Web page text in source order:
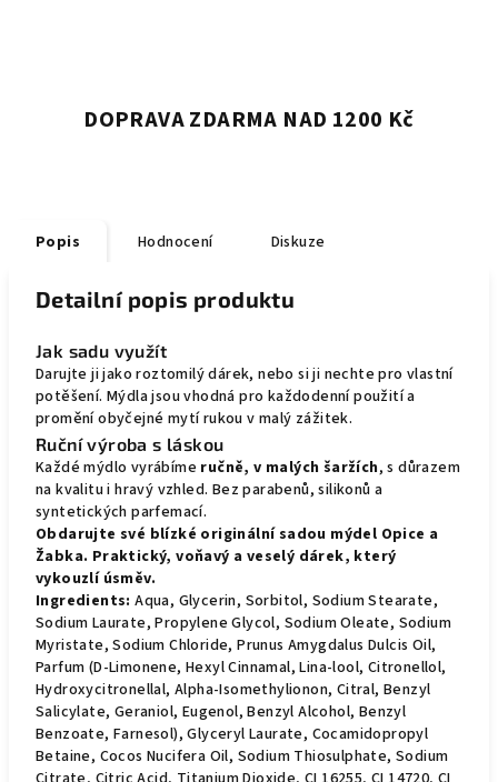
DOPRAVA ZDARMA NAD 1200 Kč
Popis Hodnocení Diskuze
Detailní popis produktu
Jak sadu využít
Darujte ji jako roztomilý dárek, nebo si ji nechte pro vlastní
potěšení. Mýdla jsou vhodná pro každodenní použití a
promění obyčejné mytí rukou v malý zážitek.
Ruční výroba s láskou
Každé mýdlo vyrábíme ručně, v malých šaržích, s důrazem
na kvalitu i hravý vzhled. Bez parabenů, silikonů a
syntetických parfemací.
Obdarujte své blízké originální sadou mýdel Opice a
Žabka. Praktický, voňavý a veselý dárek, který
vykouzlí úsměv.
Ingredients: Aqua, Glycerin, Sorbitol, Sodium Stearate,
Sodium Laurate, Propylene Glycol, Sodium Oleate, Sodium
Myristate, Sodium Chloride, Prunus Amygdalus Dulcis Oil,
Parfum (D-Limonene, Hexyl Cinnamal, Lina-lool, Citronellol,
Hydroxycitronellal, Alpha-Isomethylionon, Citral, Benzyl
Salicylate, Geraniol, Eugenol, Benzyl Alcohol, Benzyl
Benzoate, Farnesol), Glyceryl Laurate, Cocamidopropyl
Betaine, Cocos Nucifera Oil, Sodium Thiosulphate, Sodium